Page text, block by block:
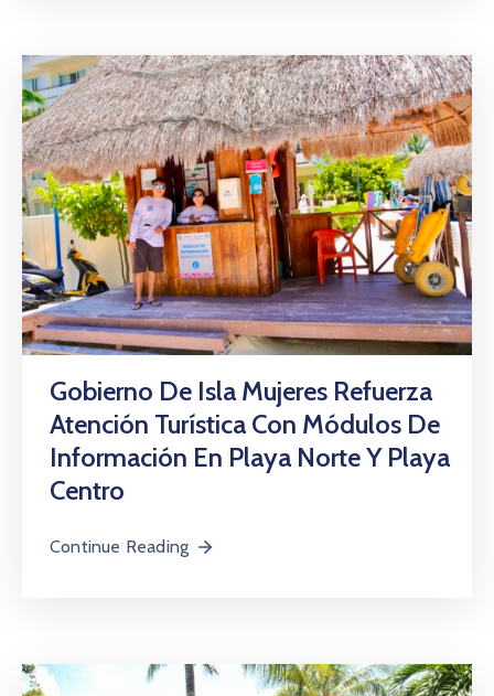
Gobierno De Isla Mujeres Refuerza
Atención Turística Con Módulos De
Información En Playa Norte Y Playa
Centro
Continue Reading